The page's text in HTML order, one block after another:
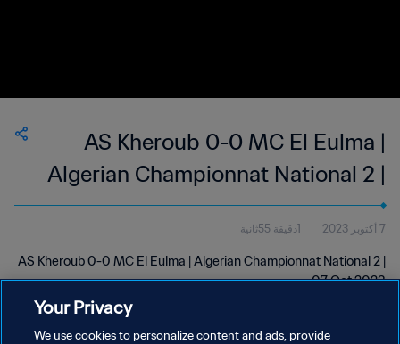
AS Kheroub 0-0 MC El Eulma |
Algerian Championnat National 2 |
07 Oct 2023
7 أكتوبر 2023 1دقيقة 55ثانية
AS Kheroub 0-0 MC El Eulma | Algerian Championnat National 2 |
07 Oct 2023
Your Privacy
We use cookies to personalize content and ads, provide